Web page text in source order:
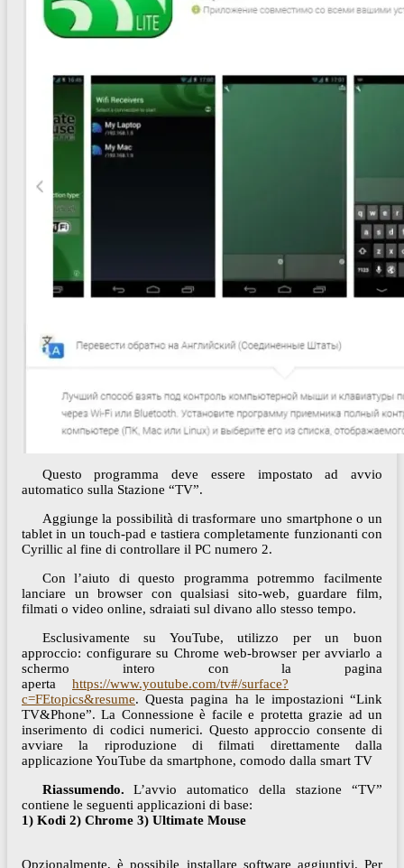
Questo programma deve essere impostato ad avvio
automatico sulla Stazione “TV”.
Aggiunge la possibilità di trasformare uno smartphone o un
tablet in un touch-pad e tastiera completamente funzionanti con
Cyrillic al fine di controllare il PC numero 2.
Con l’aiuto di questo programma potremmo facilmente
lanciare un browser con qualsiasi sito-web, guardare film,
filmati o video online, sdraiati sul divano allo stesso tempo.
Esclusivamente su YouTube, utilizzo per un buon
approccio: configurare su Chrome web-browser per avviarlo a
schermo intero con la pagina
aperta
https://www.youtube.com/tv#/surface?
c=FEtopics&resume. Questa pagina ha le impostazioni “Link
TV&Phone”. La Connessione è facile e protetta grazie ad un
inserimento di codici numerici. Questo approccio consente di
avviare la riproduzione di filmati direttamente dalla
applicazione YouTube da smartphone, comodo dalla smart TV
Riassumendo. L’avvio automatico della stazione “TV”
contiene le seguenti applicazioni di base:
1) Kodi 2) Chrome 3) Ultimate Mouse
Opzionalmente, è possibile installare software aggiuntivi. Per